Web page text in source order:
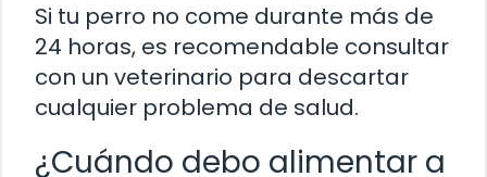
Si tu perro no come durante más de
24 horas, es recomendable consultar
con un veterinario para descartar
cualquier problema de salud.
¿Cuándo debo alimentar a